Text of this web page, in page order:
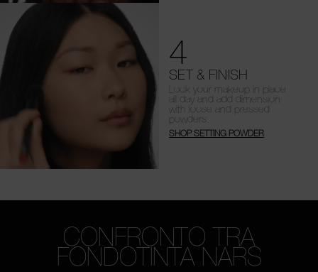
4
SET & FINISH
Lock your makeup in place
all day and add dimension
with loose and pressed
powders.
SHOP SETTING POWDER
CONFRONTO TRA
FONDOTINTA NARS